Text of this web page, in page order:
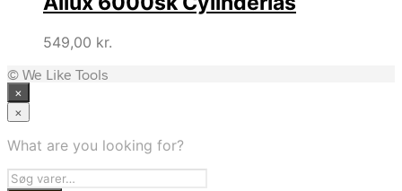
549,00 kr.
© We Like Tools
×
×
What are you looking for?